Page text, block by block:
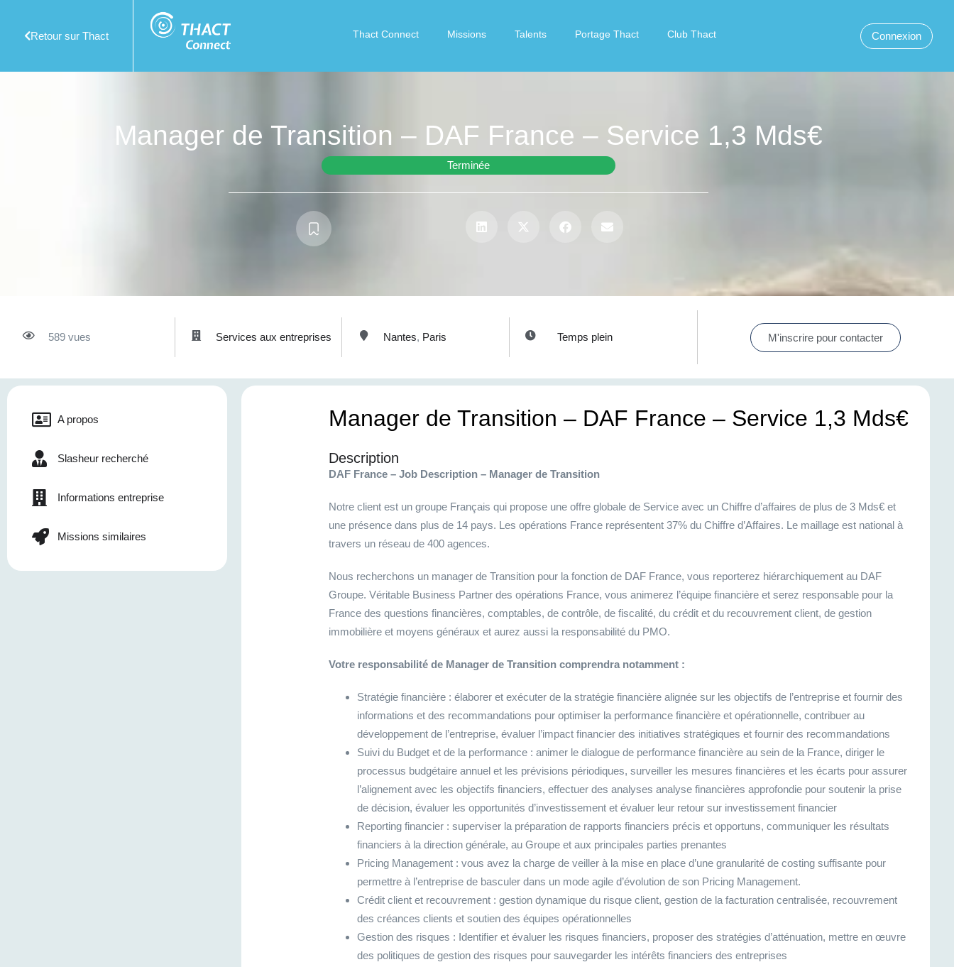
Retour sur Thact Thact Connect Missions Talents Portage Thact Club Thact Connexion
Manager de Transition – DAF France – Service 1,3 Mds€
Terminée
589 vues Services aux entreprises Nantes, Paris Temps plein M'inscrire pour contacter
A propos
Slasheur recherché
Informations entreprise
Missions similaires
Manager de Transition – DAF France – Service 1,3 Mds€
Description
DAF France – Job Description – Manager de Transition
Notre client est un groupe Français qui propose une offre globale de Service avec un Chiffre d’affaires de plus de 3 Mds€ et
une présence dans plus de 14 pays. Les opérations France représentent 37% du Chiffre d’Affaires. Le maillage est national à
travers un réseau de 400 agences.
Nous recherchons un manager de Transition pour la fonction de DAF France, vous reporterez hiérarchiquement au DAF
Groupe. Véritable Business Partner des opérations France, vous animerez l’équipe financière et serez responsable pour la
France des questions financières, comptables, de contrôle, de fiscalité, du crédit et du recouvrement client, de gestion
immobilière et moyens généraux et aurez aussi la responsabilité du PMO.
Votre responsabilité de Manager de Transition comprendra notamment :
Stratégie financière : élaborer et exécuter de la stratégie financière alignée sur les objectifs de l’entreprise et fournir des
informations et des recommandations pour optimiser la performance financière et opérationnelle, contribuer au
développement de l’entreprise, évaluer l’impact financier des initiatives stratégiques et fournir des recommandations
Suivi du Budget et de la performance : animer le dialogue de performance financière au sein de la France, diriger le
processus budgétaire annuel et les prévisions périodiques, surveiller les mesures financières et les écarts pour assurer
l’alignement avec les objectifs financiers, effectuer des analyses analyse financières approfondie pour soutenir la prise
de décision, évaluer les opportunités d’investissement et évaluer leur retour sur investissement financier
Reporting financier : superviser la préparation de rapports financiers précis et opportuns, communiquer les résultats
financiers à la direction générale, au Groupe et aux principales parties prenantes
Pricing Management : vous avez la charge de veiller à la mise en place d’une granularité de costing suffisante pour
permettre à l’entreprise de basculer dans un mode agile d’évolution de son Pricing Management.
Crédit client et recouvrement : gestion dynamique du risque client, gestion de la facturation centralisée, recouvrement
des créances clients et soutien des équipes opérationnelles
Gestion des risques : Identifier et évaluer les risques financiers, proposer des stratégies d’atténuation, mettre en œuvre
des politiques de gestion des risques pour sauvegarder les intérêts financiers des entreprises